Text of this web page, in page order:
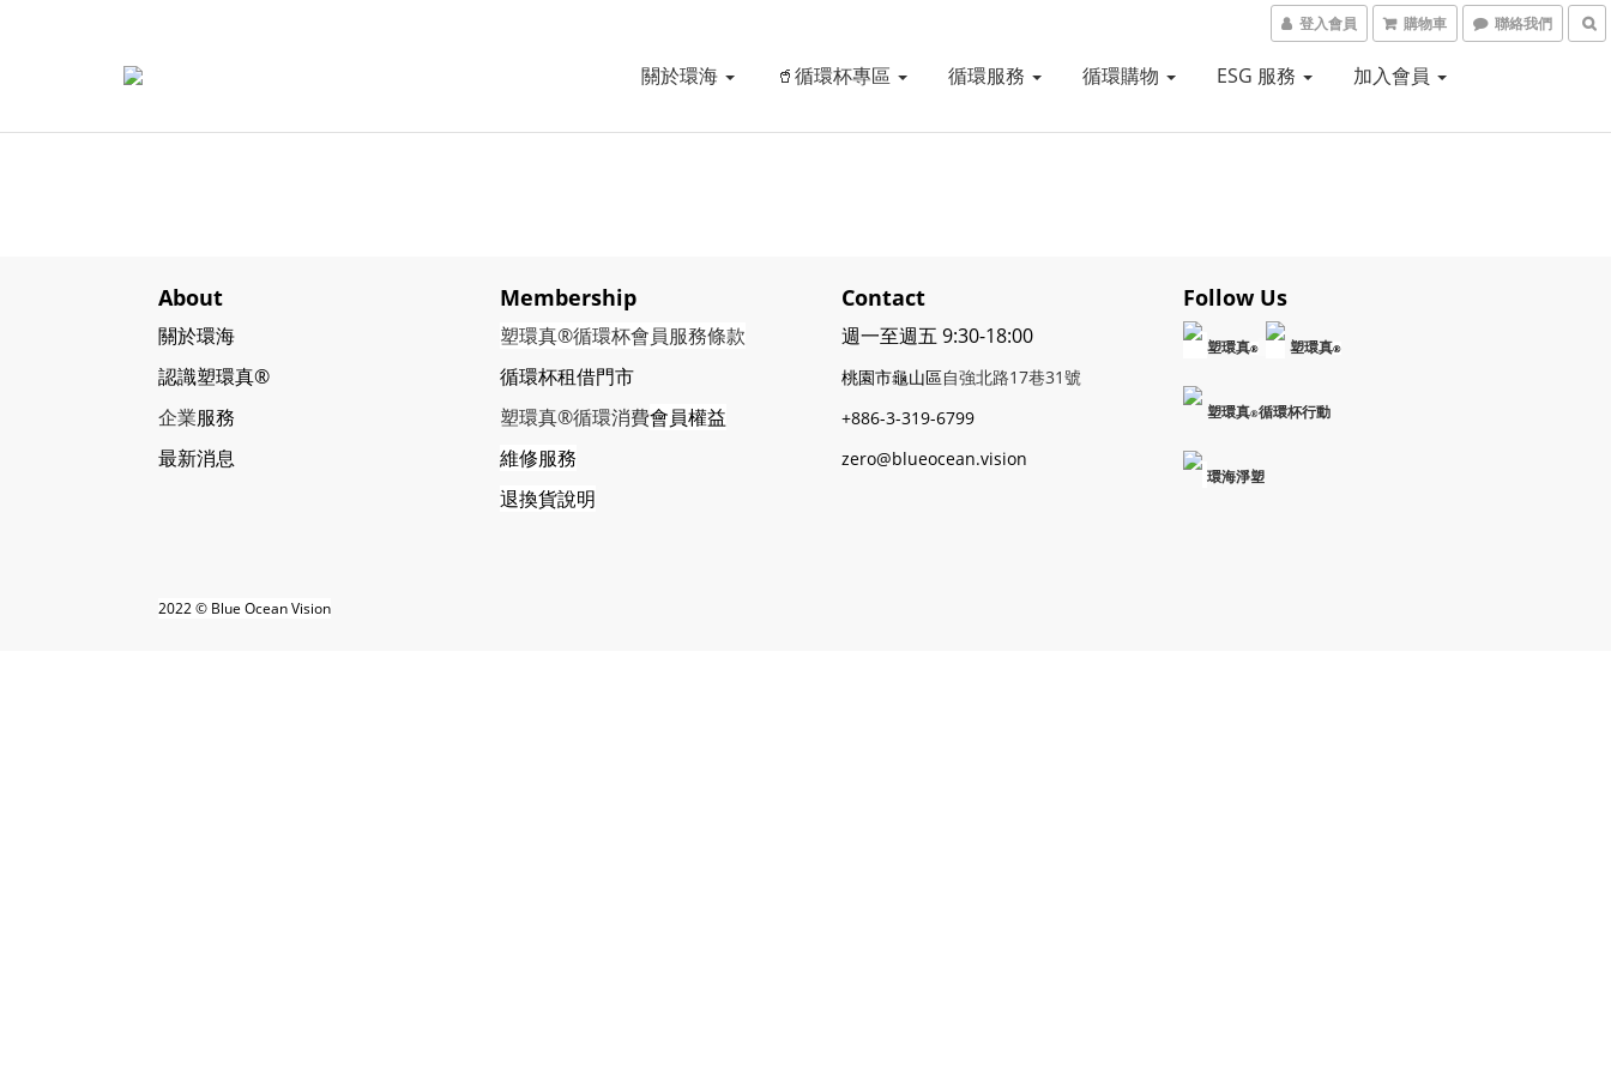
登入會員 購物車 聯絡我們
關於環海 🥤循環杯專區 循環服務 循環購物 ESG 服務 加入會員
About
關於環海
認識塑環真®
企業服務
最新消息
Membership
塑環真®循環杯會員服務條款
循環杯租借門市
塑環真®循環消費會員權益
維修服務
退換貨說明
Contact
週一至週五 9:30-18:00
桃園市龜山區自強北路17巷31號
+886-3-319-6799
zero@blueocean.vision
Follow Us
塑環真® 塑環真®
塑環真®循環杯行動
環海淨塑
2022 © Blue Ocean Vision